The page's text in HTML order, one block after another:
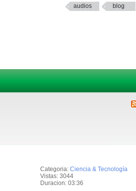
audios blog
Categoria: Ciencia & Tecnología
Vistas: 3044
Duracion: 03:36